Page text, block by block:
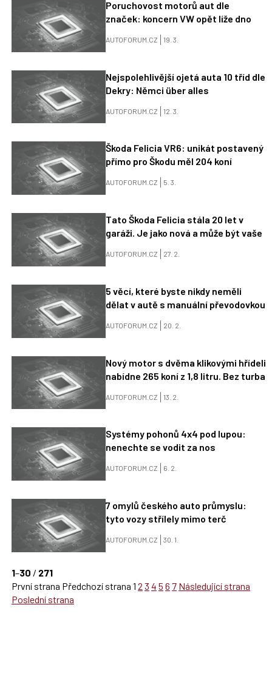
Poruchovost motorů aut dle
značek: koncern VW opět líže dno
AUTOFORUM.CZ 19. 3.
Nejspolehlivější ojetá auta 10 tříd dle
Dekry: Němci über alles
AUTOFORUM.CZ 12. 3.
Škoda Felicia VR6: unikát postavený
přímo pro Škodu měl 204 koní
AUTOFORUM.CZ 5. 3.
Tato Škoda Felicia stála 20 let v
garáži. Je jako nová a může být vaše
AUTOFORUM.CZ 27. 2.
5 věcí, které byste nikdy neměli
dělat v autě s manuální převodovkou
AUTOFORUM.CZ 20. 2.
Nový motor s dvěma klikovými hřídeli
nabídne 265 koní z 1,8 litru. Bez turba
AUTOFORUM.CZ 13. 2.
Systémy pohonů 4x4 pod lupou:
nenechte se vodit za nos
AUTOFORUM.CZ 6. 2.
7 omylů českého auto průmyslu:
tyto vozy střílely mimo terč
AUTOFORUM.CZ 30. 1.
1–30 / 271
První strana Předchozí strana 1 2 3 4 5 6 7 Následující strana
Poslední strana